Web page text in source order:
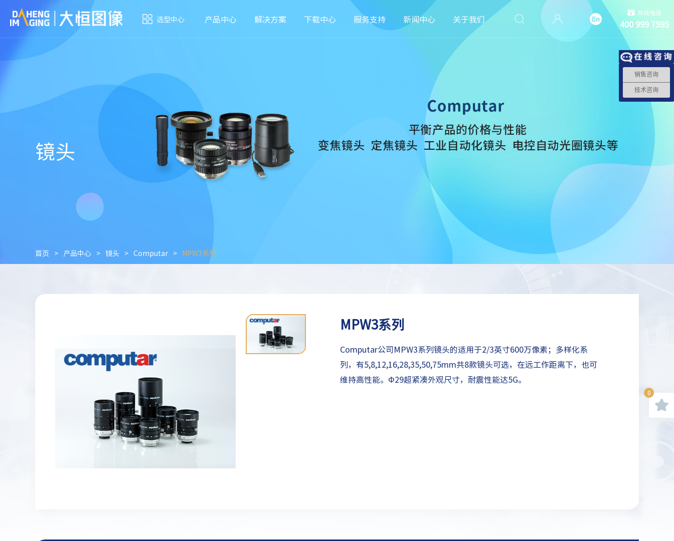
选型中心 产品中心 解决方案 下载中心 服务支持 新闻中心 关于我们
热线电话
400 999 7595
镜头
首页 > 产品中心 > 镜头 > Computar > MPW3系列
MPW3系列
Computar公司MPW3系列镜头的适用于2/3英寸600万像素；多样化系
列，有5,8,12,16,28,35,50,75mm共8款镜头可选，在远工作距离下，也可
维持高性能。Φ29超紧凑外观尺寸，耐震性能达5G。
0
销售咨询
技术咨询